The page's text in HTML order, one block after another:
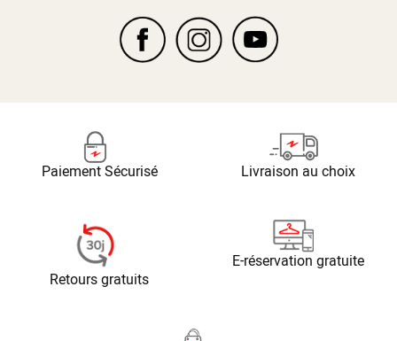
Paiement Sécurisé Livraison au choix
Retours gratuits
E-réservation gratuite